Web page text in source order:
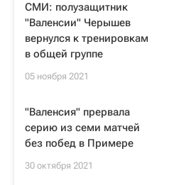
СМИ: полузащитник
"Валенсии" Черышев
вернулся к тренировкам
в общей группе
05 ноября 2021
"Валенсия" прервала
серию из семи матчей
без побед в Примере
30 октября 2021